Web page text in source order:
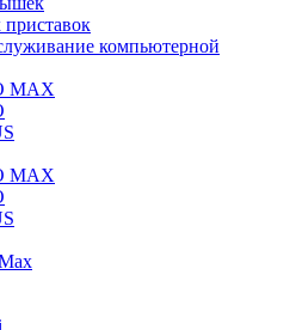
компьютерной
MAX
MAX